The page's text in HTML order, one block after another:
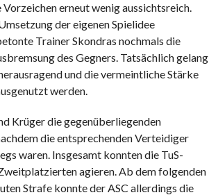
erneut wenig aussichtsreich.
der eigenen Spielidee
Trainer Skondras nochmals die
des Gegners. Tatsächlich gelang
und die vermeintliche Stärke
werden.
Krüger die gegenüberliegenden
die entsprechenden Verteidiger
waren. Insgesamt konnten die TuS-
agieren. Ab dem folgenden
Strafe konnte der ASC allerdings die